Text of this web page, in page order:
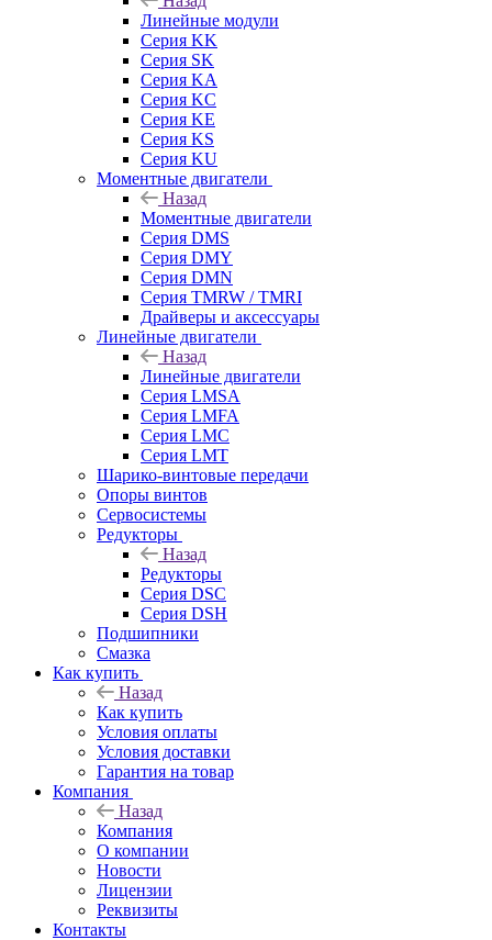
Линейные модули
Серия KK
Серия SK
Серия KA
Серия KC
Серия KE
Серия KS
Серия KU
Моментные двигатели
Назад
Моментные двигатели
Серия DMS
Серия DMY
Серия DMN
Серия TMRW / TMRI
Драйверы и аксессуары
Линейные двигатели
Назад
Линейные двигатели
Серия LMSA
Серия LMFA
Серия LMC
Серия LMT
Шарико-винтовые передачи
Опоры винтов
Сервосистемы
Редукторы
Назад
Редукторы
Серия DSC
Серия DSH
Подшипники
Смазка
Как купить
Назад
Как купить
Условия оплаты
Условия доставки
Гарантия на товар
Компания
Назад
Компания
О компании
Новости
Лицензии
Реквизиты
Контакты